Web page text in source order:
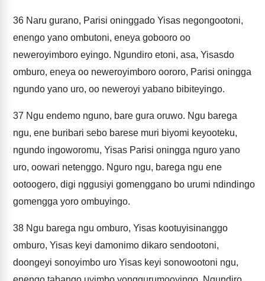
36 Naru gurano, Parisi oninggado Yisas negongootoni,
enengo yano ombutoni, eneya gobooro oo
neweroyimboro eyingo. Ngundiro etoni, asa, Yisasdo
omburo, eneya oo neweroyimboro oororo, Parisi oningga
ngundo yano uro, oo neweroyi yabano bibiteyingo.
37 Ngu endemo nguno, bare gura oruwo. Ngu barega
ngu, ene buribari sebo barese muri biyomi keyooteku,
ngundo ingoworomu, Yisas Parisi oningga nguro yano
uro, oowari netenggo. Nguro ngu, barega ngu ene
ootoogero, digi nggusiyi gomenggano bo urumi ndindingo
gomengga yoro ombuyingo.
38 Ngu barega ngu omburo, Yisas kootuyisinanggo
omburo, Yisas keyi damonimo dikaro sendootoni,
doongeyi sonoyimbo uro Yisas keyi sonowootoni ngu,